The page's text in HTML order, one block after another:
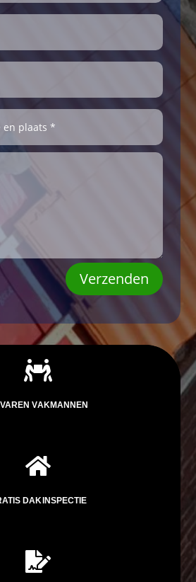
Verzenden

VAKMANNEN

DAKINSPECTIE
